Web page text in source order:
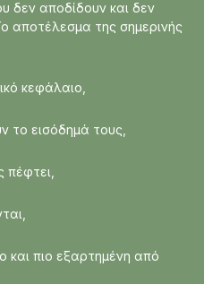
δεν αποδίδουν και δεν
αποτέλεσμα της σημερινής
κεφάλαιο,
εισόδημά τους,
πιο εξαρτημένη από